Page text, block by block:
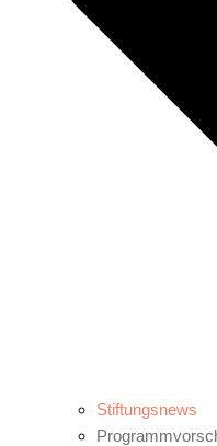
Stiftungsnews